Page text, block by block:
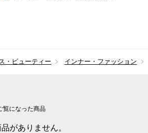
・ビューティー インナー・ファッション
覧になった商品
がありません。